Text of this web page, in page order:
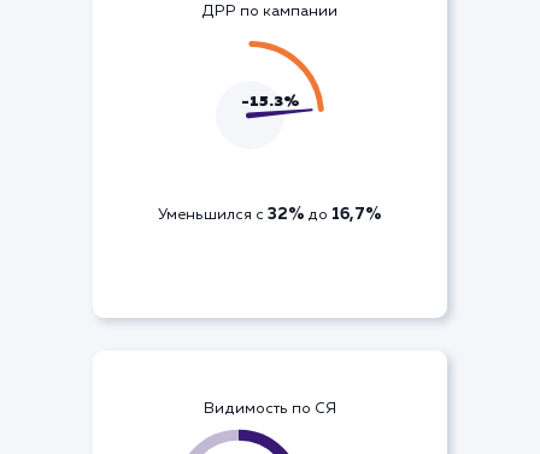
Уменьшился с 32%
Рост на 1129